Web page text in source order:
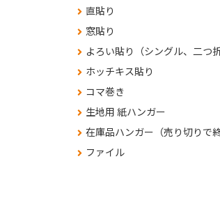
直貼り
窓貼り
よろい貼り（シングル、二つ折
ホッチキス貼り
コマ巻き
生地用 紙ハンガー
在庫品ハンガー（売り切りで終
ファイル